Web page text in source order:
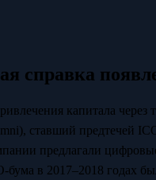
справка
капитала через
ставший предтечей
предлагали
бума в 2017–2018 годах